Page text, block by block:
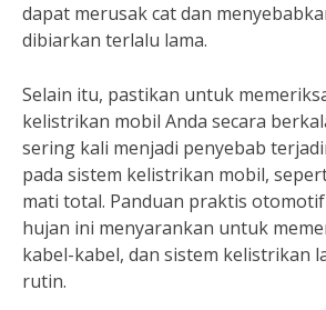
dapat merusak cat dan
dibiarkan terlalu lama.
Selain itu, pastikan untuk
kelistrikan mobil Anda secara
sering kali menjadi penyebab
pada sistem kelistrikan mobil,
mati total. Panduan praktis
hujan ini menyarankan untuk
kabel-kabel, dan sistem kelistrikan
rutin.